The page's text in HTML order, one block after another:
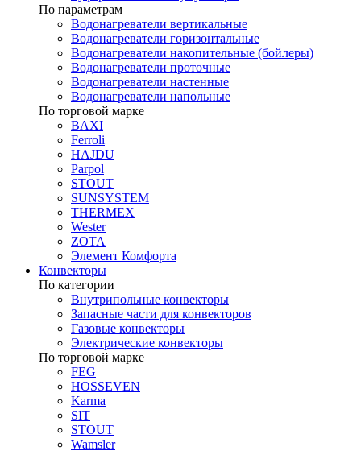
По параметрам
Водонагреватели вертикальные
Водонагреватели горизонтальные
Водонагреватели накопительные (бойлеры)
Водонагреватели проточные
Водонагреватели настенные
Водонагреватели напольные
По торговой марке
BAXI
Ferroli
HAJDU
Parpol
STOUT
SUNSYSTEM
THERMEX
Wester
ZOTA
Элемент Комфорта
Конвекторы
По категории
Внутрипольные конвекторы
Запасные части для конвекторов
Газовые конвекторы
Электрические конвекторы
По торговой марке
FEG
HOSSEVEN
Karma
SIT
STOUT
Wamsler